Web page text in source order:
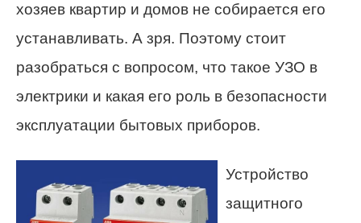
хозяев квартир и домов не собирается его
устанавливать. А зря. Поэтому стоит
разобраться с вопросом, что такое УЗО в
электрики и какая его роль в безопасности
эксплуатации бытовых приборов.
Устройство
защитного